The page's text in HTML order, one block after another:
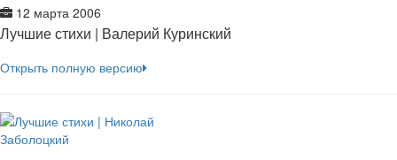
12 марта 2006
Лучшие стихи | Валерий Куринский
Открыть полную версию